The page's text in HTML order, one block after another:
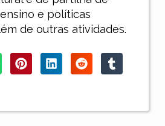
e políticas
de outras atividades.